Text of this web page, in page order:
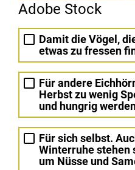
Adobe Stock
Damit die Vögel,
etwas zu fressen
Für andere
Herbst zu wenig
und hungrig
Für sich selbst.
Winterruhe stehen
um Nüsse und